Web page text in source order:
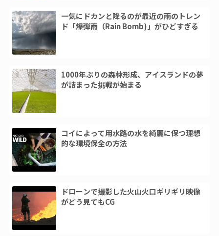
一気にドカンと降るのが最近の雨のトレン
ド「爆弾雨（Rain Bomb)」がひどすぎる
1000年ぶりの森林形成、アイスランドの夢
が詰まった挑戦が始まる
コイによって用水路の水を綺麗に保つ理想
的な環境保全の方法
ドローンで撮影した火山火口ギリギリ映像
がどう見てもCG